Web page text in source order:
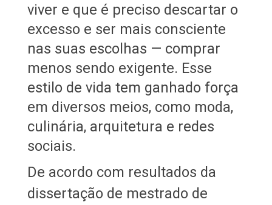
viver e que é preciso descartar o
excesso e ser mais consciente
nas suas escolhas — comprar
menos sendo exigente. Esse
estilo de vida tem ganhado força
em diversos meios, como moda,
culinária, arquitetura e redes
sociais.
De acordo com resultados da
dissertação de mestrado de